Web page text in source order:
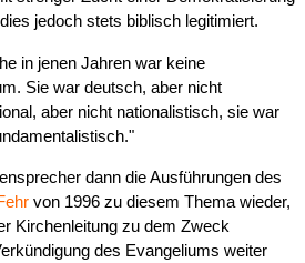
jedoch stets biblisch legitimiert.
in jenen Jahren war keine
Sie war deutsch, aber nicht
aber nicht nationalistisch, sie war
dann die Ausführungen des
von 1996 zu diesem Thema wieder,
Kirchenleitung zu dem Zweck
des Evangeliums weiter